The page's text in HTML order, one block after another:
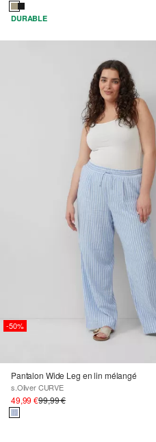
DURABLE
-50%
Pantalon Wide Leg en lin mélangé
s.Oliver CURVE
49,99 €99,99 €